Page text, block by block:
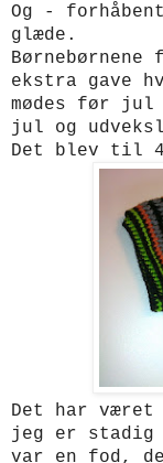
Og -
glæde.
ekstra gave
mødes før jul
jul og
Det blev til
Det har
jeg er stadig
var en fod,